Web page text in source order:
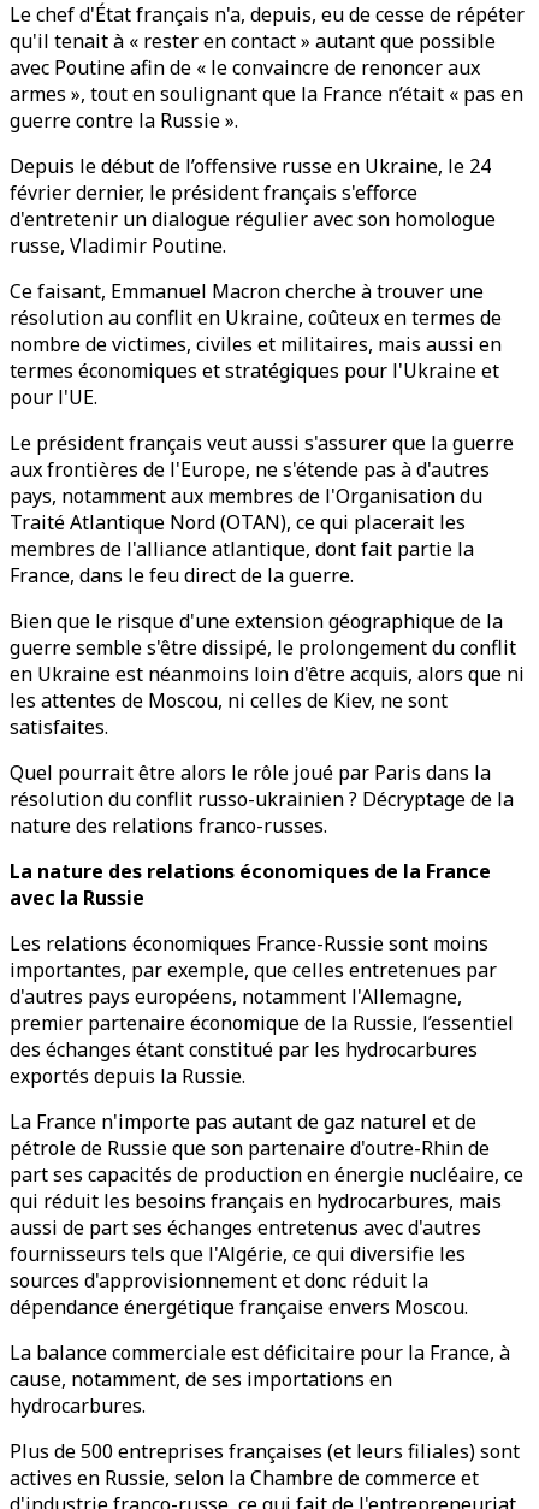
Le chef d'État français n'a, depuis, eu de cesse de répéter
qu'il tenait à « rester en contact » autant que possible
avec Poutine afin de « le convaincre de renoncer aux
armes », tout en soulignant que la France n’était « pas en
guerre contre la Russie ».
Depuis le début de l’offensive russe en Ukraine, le 24
février dernier, le président français s'efforce
d'entretenir un dialogue régulier avec son homologue
russe, Vladimir Poutine.
Ce faisant, Emmanuel Macron cherche à trouver une
résolution au conflit en Ukraine, coûteux en termes de
nombre de victimes, civiles et militaires, mais aussi en
termes économiques et stratégiques pour l'Ukraine et
pour l'UE.
Le président français veut aussi s'assurer que la guerre
aux frontières de l'Europe, ne s'étende pas à d'autres
pays, notamment aux membres de l'Organisation du
Traité Atlantique Nord (OTAN), ce qui placerait les
membres de l'alliance atlantique, dont fait partie la
France, dans le feu direct de la guerre.
Bien que le risque d'une extension géographique de la
guerre semble s'être dissipé, le prolongement du conflit
en Ukraine est néanmoins loin d'être acquis, alors que ni
les attentes de Moscou, ni celles de Kiev, ne sont
satisfaites.
Quel pourrait être alors le rôle joué par Paris dans la
résolution du conflit russo-ukrainien ? Décryptage de la
nature des relations franco-russes.
La nature des relations économiques de la France
avec la Russie
Les relations économiques France-Russie sont moins
importantes, par exemple, que celles entretenues par
d'autres pays européens, notamment l'Allemagne,
premier partenaire économique de la Russie, l’essentiel
des échanges étant constitué par les hydrocarbures
exportés depuis la Russie.
La France n'importe pas autant de gaz naturel et de
pétrole de Russie que son partenaire d'outre-Rhin de
part ses capacités de production en énergie nucléaire, ce
qui réduit les besoins français en hydrocarbures, mais
aussi de part ses échanges entretenus avec d'autres
fournisseurs tels que l'Algérie, ce qui diversifie les
sources d'approvisionnement et donc réduit la
dépendance énergétique française envers Moscou.
La balance commerciale est déficitaire pour la France, à
cause, notamment, de ses importations en
hydrocarbures.
Plus de 500 entreprises françaises (et leurs filiales) sont
actives en Russie, selon la Chambre de commerce et